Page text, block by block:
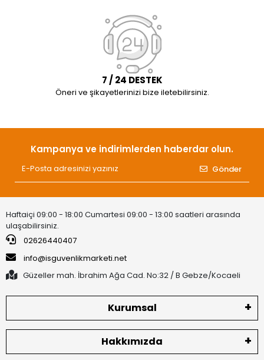
7 / 24 DESTEK
Öneri ve şikayetlerinizi bize iletebilirsiniz.
Kampanya ve indirimlerden haberdar olun.
Gönder
Haftaiçi 09:00 - 18:00 Cumartesi 09:00 - 13:00 saatleri arasında
ulaşabilirsiniz.
02626440407
info@isguvenlikmarketi.net
Güzeller mah. İbrahim Ağa Cad. No:32 / B Gebze/Kocaeli
Kurumsal
Hakkımızda